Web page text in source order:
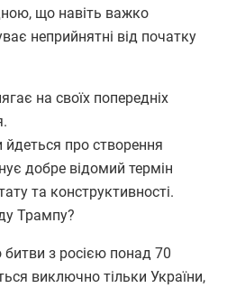
що навіть важко
неприйнятні від початку
на своїх попередніх
йдеться про створення
добре відомий термін
та конструктивності.
Трампу?
з росією понад 70
виключно тільки України,